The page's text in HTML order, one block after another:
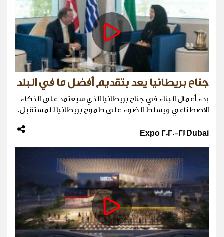
جناح بريطانيا يعد بتقديم أفضل ما في البلد
بدء أعمال البناء في جناح بريطانيا الذي سيعتمد على الذكاء
الاصطناعي ويسلط الضوء على طموح بريطانيا للمستقبل.
Expo 2020-21 Dubai